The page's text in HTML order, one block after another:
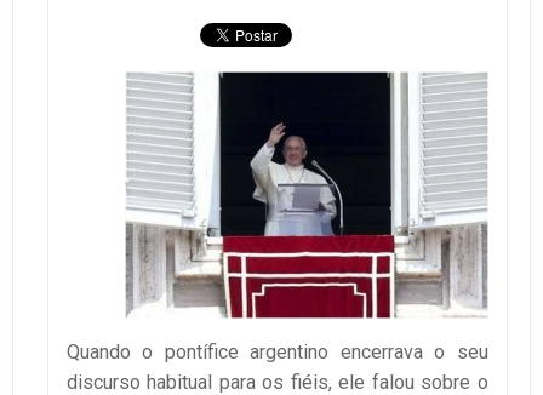
Quando o pontífice argentino encerrava o seu
discurso habitual para os fiéis, ele falou sobre o